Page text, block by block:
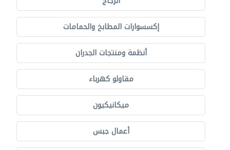
إكسسوارات المطابخ والحمامات
أنظمة ومنتجات الجدران
مقاولو كهرباء
ميكانيكيون
أعمال جبس